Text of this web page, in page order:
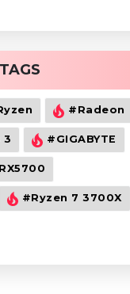
TAGS
#Radeon
3 #GIGABYTE
#Ryzen 7 3700X